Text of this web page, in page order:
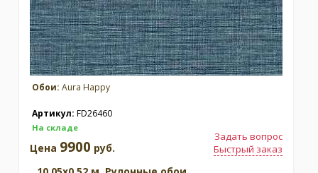
Обои: Aura Happy
Артикул: FD26460
На складе
Задать вопрос
Быстрый заказ
Цена 9900 руб.